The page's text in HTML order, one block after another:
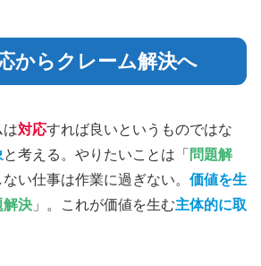
からクレーム解決へ
は対応すれば良いというものではな
と考える。やりたいことは「 問題解
い仕事は作業に過ぎない。 価値を生
解決 」。これが価値を生む主体的に取